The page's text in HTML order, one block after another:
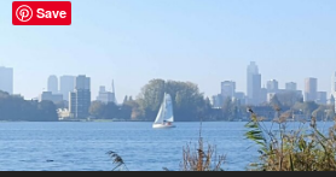
Save